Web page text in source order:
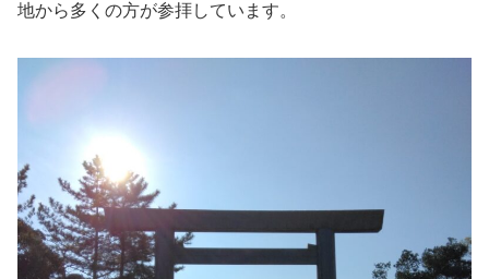
地から多くの方が参拝しています。